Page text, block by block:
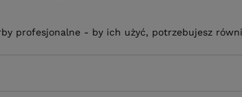
profesjonalne - by ich użyć, potrzebujesz